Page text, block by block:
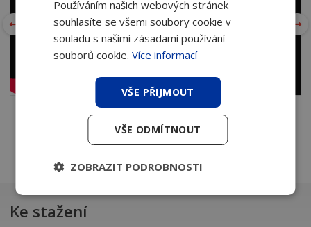
Ke stažení
Používáním našich webových stránek
souhlasíte se všemi soubory cookie v
souladu s našimi zásadami používání
souborů cookie. Více informací
VŠE PŘIJMOUT
VŠE ODMÍTNOUT
ZOBRAZIT PODROBNOSTI